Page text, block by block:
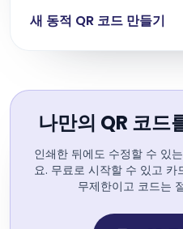
새 동적 QR 코드 만들기
나만의 QR 코드
인쇄한 뒤에도 수정할 수 있
요. 무료로 시작할 수 있고
무제한이고 코드는